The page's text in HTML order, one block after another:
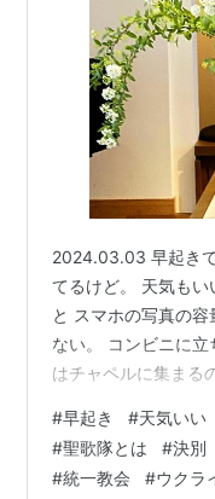
2024.03.03 早起き
てるけど。 天気も
と スマホの写真の
ない。 コンビニに
はチャペルに集まる
とすぐに別の物が目
ないメンバーもにも
辛いので辞めようか
#早起き #天気いい
#聖歌隊とは #決別
#統一教会 #ウクラ